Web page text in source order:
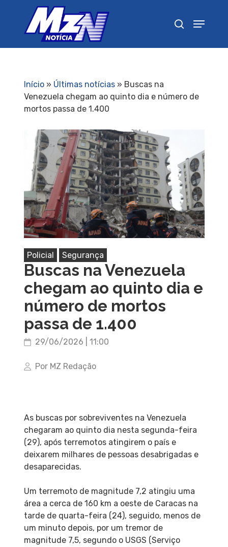
Início» Últimas notícias» Buscas na
Venezuela chegam ao quinto dia e número de
mortos passa de 1.400
Policial Segurança
Buscas na Venezuela
chegam ao quinto dia e
número de mortos
passa de 1.400
29/06/2026 | 11:00
Por MZ Redação
As buscas por sobreviventes na Venezuela
chegaram ao quinto dia nesta segunda-feira
(29), após terremotos atingirem o país e
deixarem milhares de pessoas desabrigadas e
desaparecidas.
Um terremoto de magnitude 7,2 atingiu uma
área a cerca de 160 km a oeste de Caracas na
tarde de quarta-feira (24), seguido, menos de
um minuto depois, por um tremor de
magnitude 7,5, segundo o USGS (Serviço